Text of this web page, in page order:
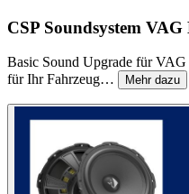
CSP Soundsystem VAG
Basic Sound Upgrade für VAG
für Ihr Fahrzeug…
Mehr dazu